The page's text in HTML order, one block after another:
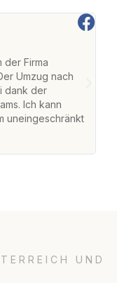
der Firma
Umzug nach
dank der
Ich kann
uneingeschränkt
UND